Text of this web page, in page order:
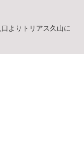
よりトリアス久山に